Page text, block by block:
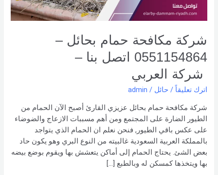
شركة مكافحة حمام بحائل –
0551154864 اتصل بنا –
شركة العربي
اترك تعليقاً / حائل /
admin
شركة مكافحة حمام بحائل عزيزي القارئ أصبح الآن الحمام من
الطيور الضارة على المجتمع ومن أهم مسببات الازعاج والضوضاء
على عكس باقي الطيور, فنحن نعلم ان الحمام الذي يتواجد
بالمملكة العربية السعودية غالبيته من النوع البري وهو يكون حاد
بعض الشئ. يحتاج الحمام إلى أماكن يتعشش بها ويقوم بوضع بيضه
بها ويتخذها كمسكن له وبالطبع […]
شركة العربي